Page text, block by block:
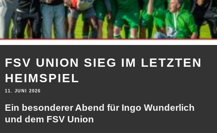
FSV UNION SIEG IM LETZTEN
HEIMSPIEL
11. JUNI 2026
Ein besonderer Abend für Ingo Wunderlich
und dem FSV Union